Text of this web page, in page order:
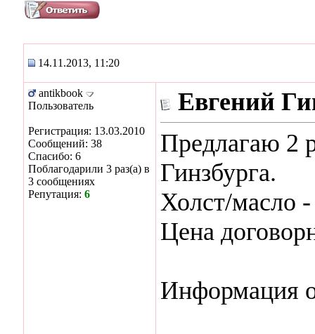
14.11.2013, 11:20
antikbook
Пользователь
Регистрация: 13.03.2010
Сообщений: 38
Спасибо: 6
Поблагодарили 3 раз(а) в
3 сообщениях
Репутация: 6
Евгений
Предлагаю 2
Гинзбурга.
Холст/масло
Цена
Информация